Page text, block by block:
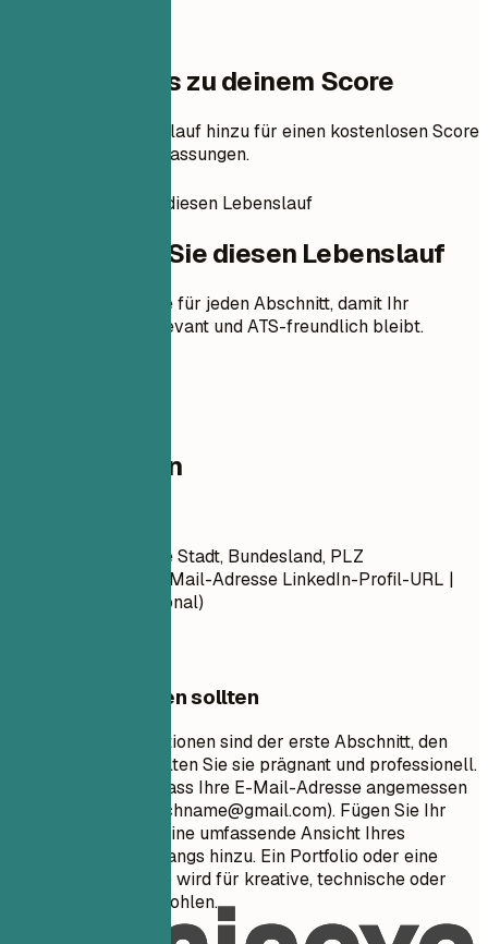
Ein Schritt bis zu deinem Score
Füge deinen Lebenslauf hinzu für einen kostenlosen Score
und priorisierte Anpassungen.
So erstellen Sie diesen Lebenslauf
So erstellen Sie diesen Lebenslauf
Praktische Hinweise für jeden Abschnitt, damit Ihr
Lebenslauf klar, relevant und ATS-freundlich bleibt.
Kontaktdaten
Vorname Nachname Stadt, Bundesland, PLZ
Telefonnummer | E-Mail-Adresse LinkedIn-Profil-URL |
Portfolio-URL (Optional)
Worauf Sie achten sollten
Ihre Kontaktinformationen sind der erste Abschnitt, den
Recruiter sehen. Halten Sie sie prägnant und professionell.
Stellen Sie sicher, dass Ihre E-Mail-Adresse angemessen
vorname.nachname@gmail.com). Fügen Sie Ihr
LinkedIn-Profil für eine umfassende Ansicht Ihres
beruflichen Werdegangs hinzu. Ein Portfolio oder eine
persönliche Website wird für kreative, technische oder
Design-Rollen empfohlen.